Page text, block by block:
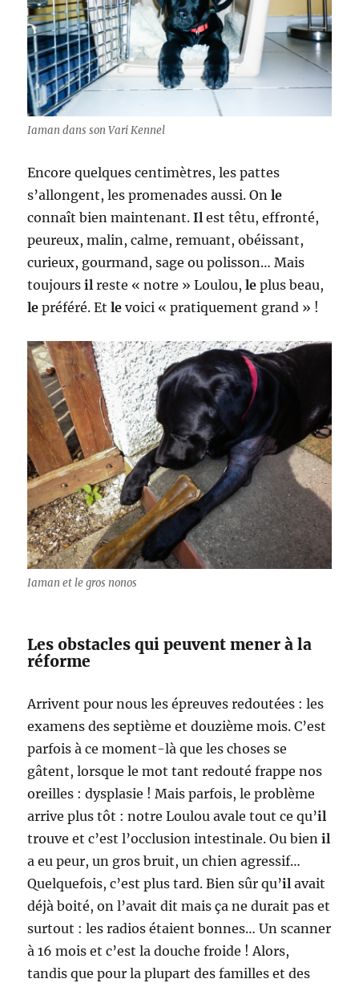
Iaman dans son Vari Kennel
Encore quelques centimètres, les pattes
s’allongent, les promenades aussi. Onle
connaît bien maintenant.Il est têtu, effronté,
peureux, malin, calme, remuant, obéissant,
curieux, gourmand, sage ou polisson… Mais
toujoursil reste « notre » Loulou,le plus beau,
le préféré. Etle voici « pratiquement grand » !
Iaman et le gros nonos
Les obstacles qui peuvent mener à la
réforme
Arrivent pour nous les épreuves redoutées : les
examens des septième et douzième mois. C’est
parfois à ce moment-là que les choses se
gâtent, lorsque le mot tant redouté frappe nos
oreilles : dysplasie ! Mais parfois, le problème
arrive plus tôt : notre Loulou avale tout ce qu’il
trouve et c’est l’occlusion intestinale. Ou bienil
a eu peur, un gros bruit, un chien agressif…
Quelquefois, c’est plus tard. Bien sûr qu’il avait
déjà boité, on l’avait dit mais ça ne durait pas et
surtout : les radios étaient bonnes… Un scanner
à 16 mois et c’est la douche froide ! Alors,
tandis que pour la plupart des familles et des